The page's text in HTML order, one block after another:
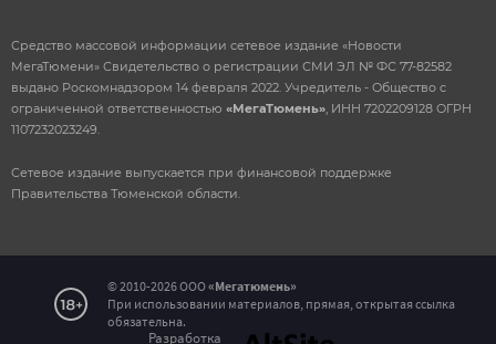
Сетевое издание выпускается при финансовой поддержке
Правительства Тюменской области.
Средство массовой информации сетевое издание «Новости
МегаТюмени» Свидетельство о регистрации СМИ ЭЛ № ФС 77-82582
выдано Роскомнадзором 14 февраля 2022. Учредитель - Общество с
ограниченной ответственностью «МегаТюмень» , ИНН 7202209128 ОГРН
1107232023249.
© 2010-2026 ООО«Мегатюмень»
При использовании материалов, прямая, открытая ссылка
обязательна.
Разработка
Сообщение об ошибке на